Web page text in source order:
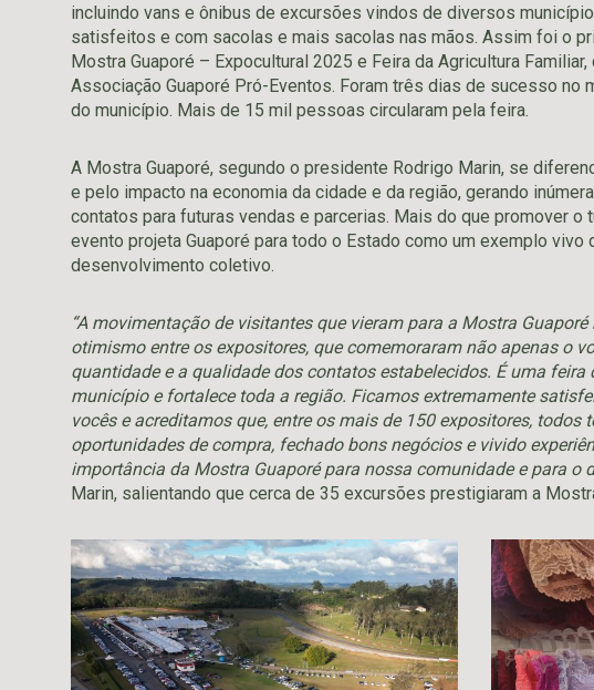
incluindo vans e ônibus de excursões vindos de diversos
satisfeitos e com sacolas e mais sacolas nas mãos. Assim foi o
Mostra Guaporé – Expocultural 2025 e Feira da Agricultura
Associação Guaporé Pró-Eventos. Foram três dias de sucesso no
do município. Mais de 15 mil pessoas circularam pela feira.
A Mostra Guaporé, segundo o presidente Rodrigo Marin, se
e pelo impacto na economia da cidade e da região, gerando
contatos para futuras vendas e parcerias. Mais do que promover o
evento projeta Guaporé para todo o Estado como um exemplo vivo
desenvolvimento coletivo.
“A movimentação de visitantes que vieram para a Mostra
otimismo entre os expositores, que comemoraram não apenas o
quantidade e a qualidade dos contatos estabelecidos. É uma
município e fortalece toda a região. Ficamos extremamente
vocês e acreditamos que, entre os mais de 150 expositores, todos
oportunidades de compra, fechado bons negócios e vivido
importância da Mostra Guaporé para nossa comunidade e para o
Marin, salientando que cerca de 35 excursões prestigiaram a